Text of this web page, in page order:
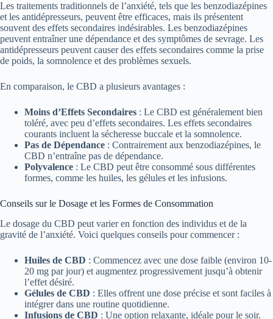
Les traitements traditionnels de l’anxiété, tels que les benzodiazépines
et les antidépresseurs, peuvent être efficaces, mais ils présentent
souvent des effets secondaires indésirables. Les benzodiazépines
peuvent entraîner une dépendance et des symptômes de sevrage. Les
antidépresseurs peuvent causer des effets secondaires comme la prise
de poids, la somnolence et des problèmes sexuels.
En comparaison, le CBD a plusieurs avantages :
Moins d’Effets Secondaires : Le CBD est généralement bien
toléré, avec peu d’effets secondaires. Les effets secondaires
courants incluent la sécheresse buccale et la somnolence.
Pas de Dépendance : Contrairement aux benzodiazépines, le
CBD n’entraîne pas de dépendance.
Polyvalence : Le CBD peut être consommé sous différentes
formes, comme les huiles, les gélules et les infusions.
Conseils sur le Dosage et les Formes de Consommation
Le dosage du CBD peut varier en fonction des individus et de la
gravité de l’anxiété. Voici quelques conseils pour commencer :
Huiles de CBD : Commencez avec une dose faible (environ 10-
20 mg par jour) et augmentez progressivement jusqu’à obtenir
l’effet désiré.
Gélules de CBD : Elles offrent une dose précise et sont faciles à
intégrer dans une routine quotidienne.
Infusions de CBD : Une option relaxante, idéale pour le soir.